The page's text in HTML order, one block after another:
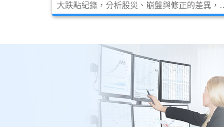
大跌點紀錄，分析股災、崩盤與修正的差異，
從季線38316點、半年線支撐、AI產業趨勢與